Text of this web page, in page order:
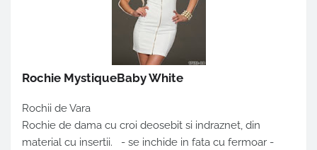
Rochie MystiqueBaby White
Rochii de Vara
Rochie de dama cu croi deosebit si indraznet, din
material cu insertii. - se inchide in fata cu fermoar -